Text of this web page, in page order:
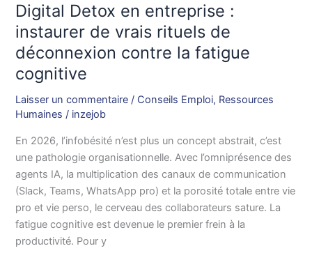
Digital Detox en entreprise :
instaurer de vrais rituels de
déconnexion contre la fatigue
cognitive
Laisser un commentaire / Conseils Emploi, Ressources
Humaines / inzejob
En 2026, l’infobésité n’est plus un concept abstrait, c’est
une pathologie organisationnelle. Avec l’omniprésence des
agents IA, la multiplication des canaux de communication
(Slack, Teams, WhatsApp pro) et la porosité totale entre vie
pro et vie perso, le cerveau des collaborateurs sature. La
fatigue cognitive est devenue le premier frein à la
productivité. Pour y
Digital
Detox
entreprise
:
de
rituels
de
déconnexion
contre
la
fatigue
cognitive